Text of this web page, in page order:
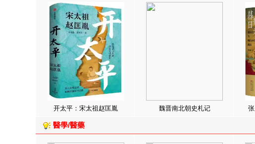
开太平：宋太祖赵匡胤 魏晋南北朝史札记
醫學/醫藥